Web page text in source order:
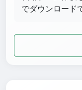
でダウンロード